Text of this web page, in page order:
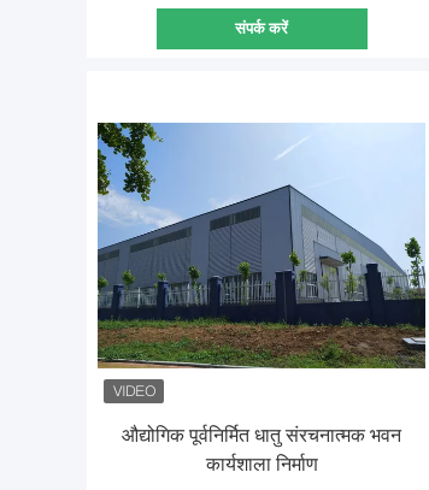
संपर्क करें
औद्योगिक पूर्वनिर्मित धातु संरचनात्मक भवन
कार्यशाला निर्माण